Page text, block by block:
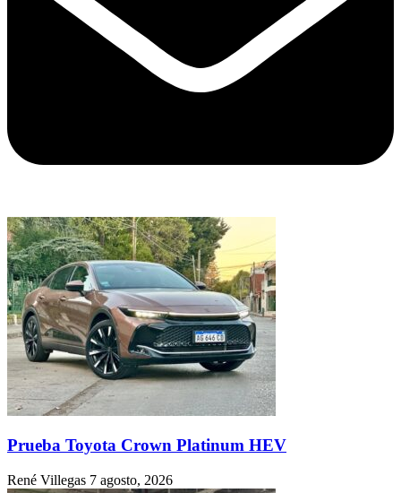
Prueba Toyota Crown Platinum HEV
René Villegas 7 agosto, 2026